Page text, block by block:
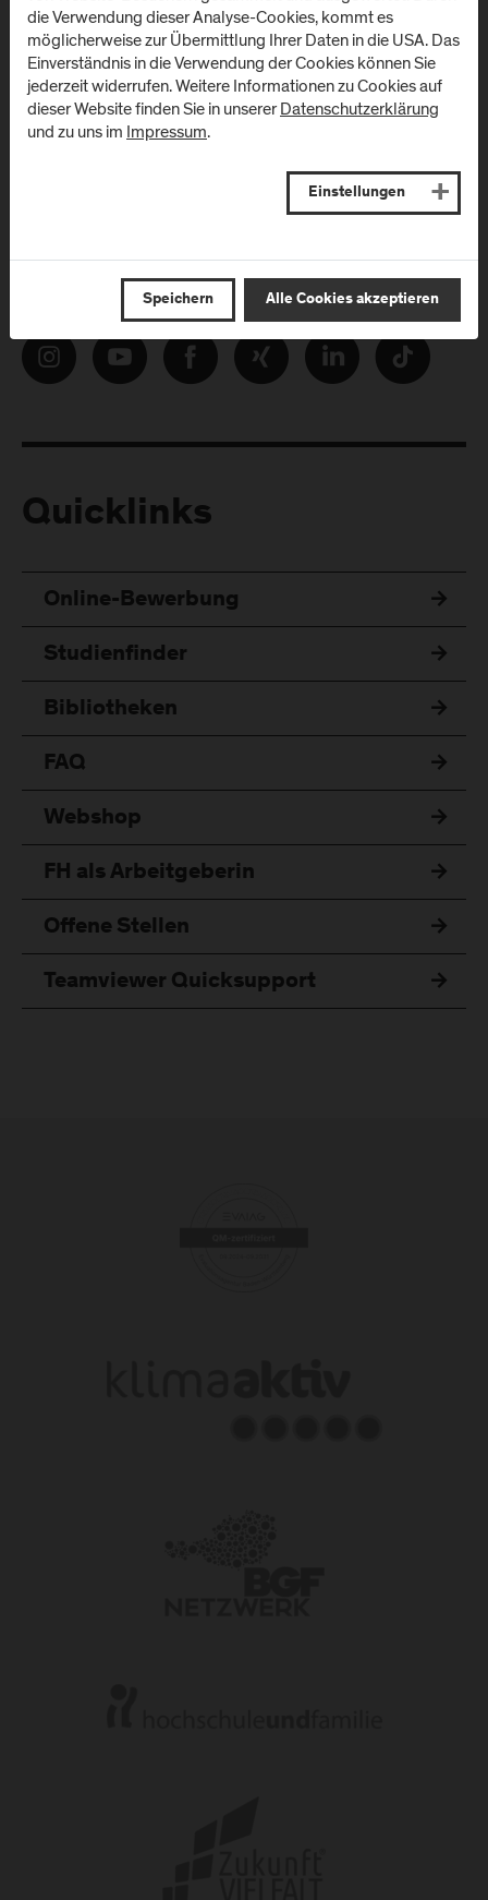
E-Mail Adresse:
Folgen Sie uns
Quicklinks
Online-Bewerbung
Studienfinder
Bibliotheken
FAQ
Webshop
FH als Arbeitgeberin
Offene Stellen
Teamviewer Quicksupport
die Verwendung dieser Analyse-Cookies, kommt es
möglicherweise zur Übermittlung Ihrer Daten in die USA. Das
Einverständnis in die Verwendung der Cookies können Sie
jederzeit widerrufen. Weitere Informationen zu Cookies auf
dieser Website finden Sie in unsererDatenschutzerklärung
und zu uns im Impressum.
Einstellungen
Speichern Alle Cookies akzeptieren